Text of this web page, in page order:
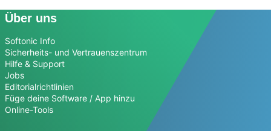
Über uns
Softonic Info
Sicherheits- und Vertrauenszentrum
Hilfe & Support
Jobs
Editorialrichtlinien
Füge deine Software / App hinzu
Online-Tools